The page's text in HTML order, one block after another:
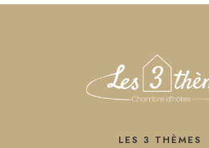
LES 3 THÈMES